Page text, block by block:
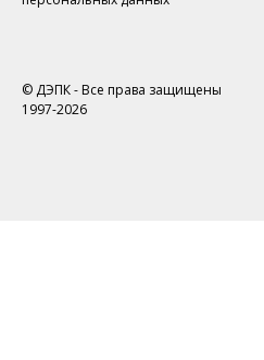
© ДЭПК - Все права защищены
1997-2026